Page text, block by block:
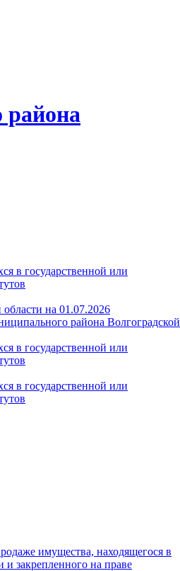
района
в государственной или
на 01.07.2026
района Волгоградской
в государственной или
в государственной или
имущества, находящегося в
закрепленного на праве